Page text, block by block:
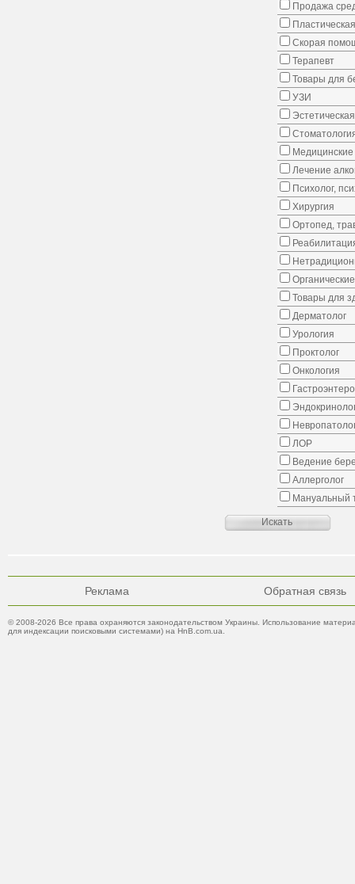
Продажа
Скорая
Терапевт
Товары для
УЗИ
Медицинские
Лечение
Психолог,
Хирургия
Ортопед,
Товары для
Дерматолог
Урология
Проктолог
Онкология
ЛОР
Ведение
Аллерголог
Мануальный
Реклама Обратная связь
© 2008-2026 Все права охраняются законодательством Украины. Использование
для индексации поисковыми системами) на HnB.com.ua.